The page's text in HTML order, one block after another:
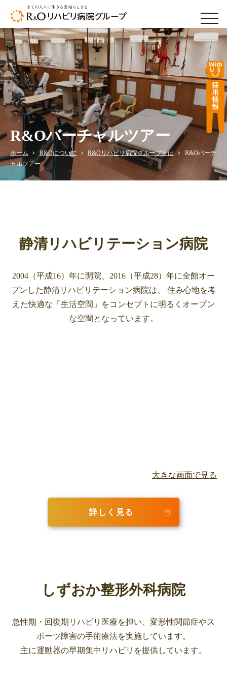
R&Oバーチャルツアー
ホーム R&Oについて R&Oリハビリ病院グループとは
R&Oバーチ
ャルツアー
静清リハビリテーション病院
2004（平成16）年に開院、2016（平成28）年に全館オー
プンした静清リハビリテーション病院は、
住み心地を考
えた快適な「生活空間」をコンセプトに明るくオープン
な空間となっています。
大きな画面で見る
詳しく見る
しずおか整形外科病院
急性期・回復期リハビリ医療を担い、変形性関節症やス
ポーツ障害の手術療法を実施しています。
主に運動器の早期集中リハビリを提供しています。